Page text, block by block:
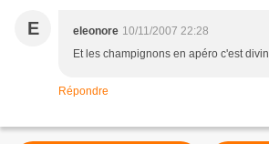
E eleonore 10/11/2007 22:28
Et les champignons en apéro c'est divin
Répondre